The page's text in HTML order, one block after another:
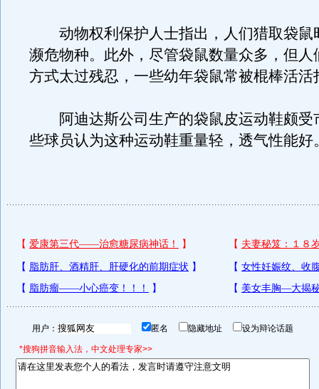
动物权利保护人士指出，人们猎取袋鼠
濒危物种。此外，尽管袋鼠数量众多，但人
方式太过残忍，一些幼年袋鼠常被棍棒活活
阿迪达斯公司生产的袋鼠皮运动鞋颇受
些球员认为这种运动鞋重量轻，透气性能好
用户： 匿名 隐藏地址 设为辩论话题
*搜狗拼音输入法，中文处理专家>>